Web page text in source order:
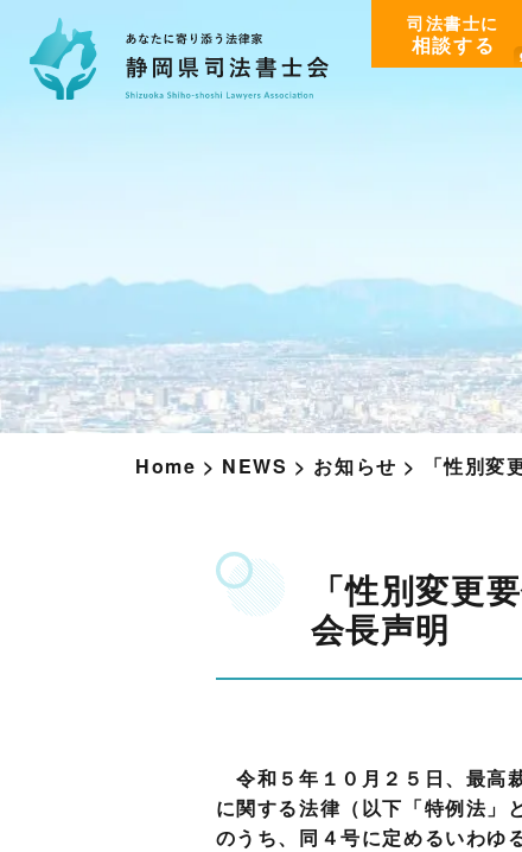
司法書士に
相談する
Home > NEWS > お知らせ > 「性別変
「性別変更
会長声明
令和５年１０月２５日、最高
に関する法律（以下「特例法」
のうち、同４号に定めるいわゆ